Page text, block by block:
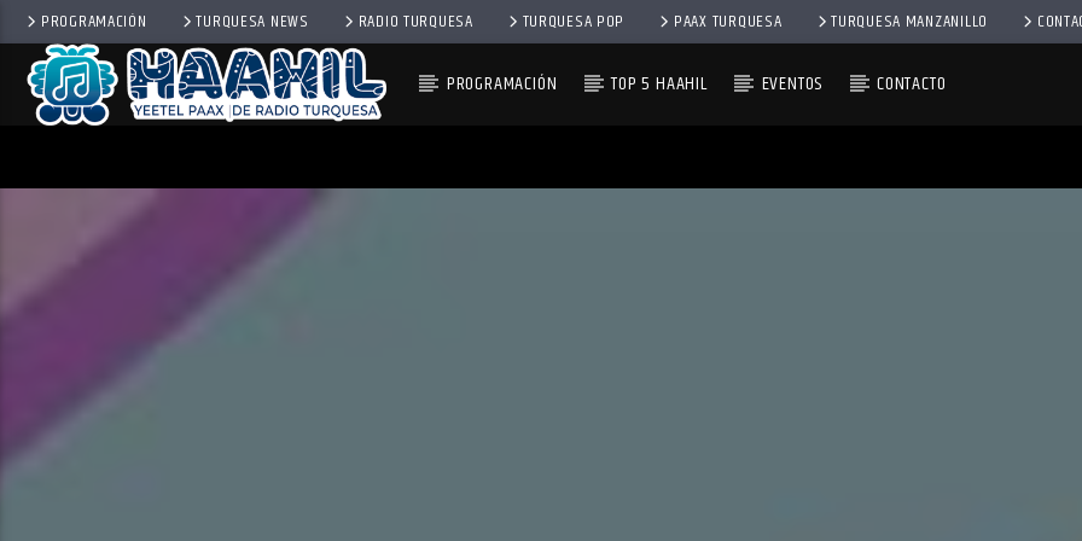
PROGRAMACIÓN TURQUESA NEWS RADIO TURQUESA TURQUESA POP PAAX TURQUESA TURQUESA MANZANILLO
PROGRAMACIÓN TOP 5 HAAHIL EVENTOS CONTACTO